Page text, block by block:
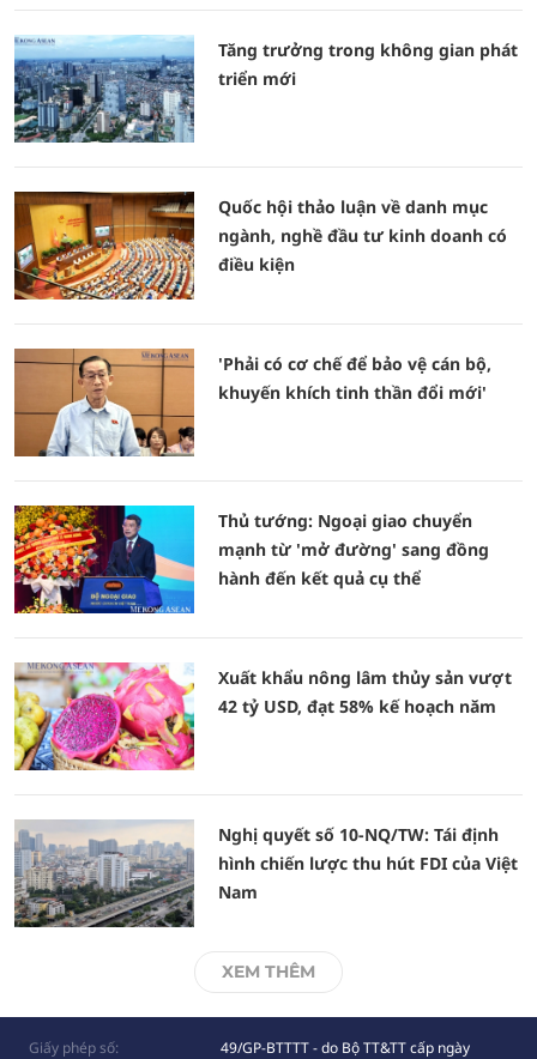
Tăng trưởng trong không gian phát
triển mới
Quốc hội thảo luận về danh mục
ngành, nghề đầu tư kinh doanh có
điều kiện
'Phải có cơ chế để bảo vệ cán bộ,
khuyến khích tinh thần đổi mới'
Thủ tướng: Ngoại giao chuyển
mạnh từ 'mở đường' sang đồng
hành đến kết quả cụ thể
Xuất khẩu nông lâm thủy sản vượt
42 tỷ USD, đạt 58% kế hoạch năm
Nghị quyết số 10-NQ/TW: Tái định
hình chiến lược thu hút FDI của Việt
Nam
XEM THÊM
Giấy phép số:
49/GP-BTTTT - do Bộ TT&TT cấp ngày